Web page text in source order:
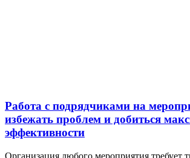
Работа с подрядчиками на
избежать проблем и добиться
эффективности
Организация любого мероприятия требует